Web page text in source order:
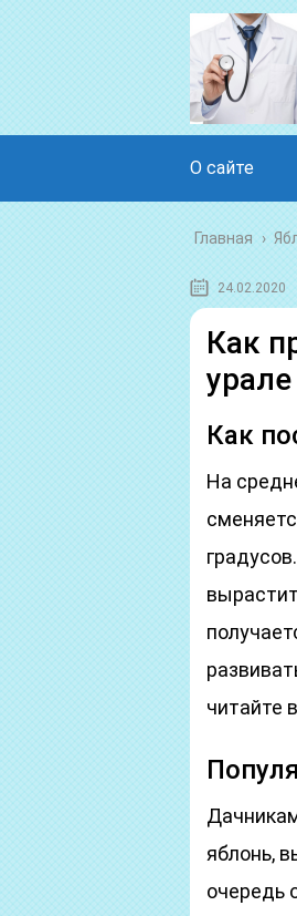
О сайте
Главная ›
24.02.2020
Как
урале
Как
На
читайте
яблонь,
очередь